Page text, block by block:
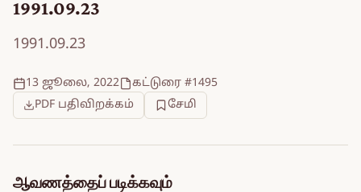
1991.09.23
1991.09.23
13 ஜூலை, 2022
கட்டுரை #1495
PDF பதிவிறக்கம்
சேமி
ஆவணத்தைப் படிக்கவும்